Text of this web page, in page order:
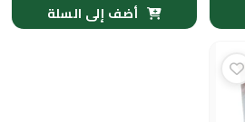
أضف إلى السلة